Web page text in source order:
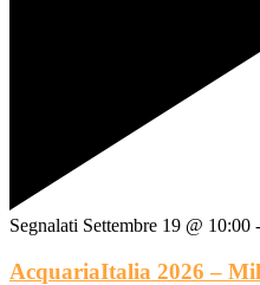
Segnalati Settembre 19 @ 10:00 -
AcquariaItalia 2026 –